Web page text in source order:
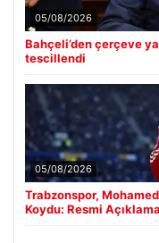
05/08/2026
Bahçeli’den çerçeve
tescillendi
05/08/2026
Trabzonspor,
Koydu: Resmi Açıklama